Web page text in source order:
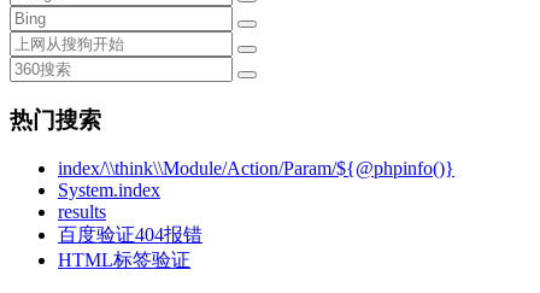
热门搜索
index/\\think\\Module/Action/Param/${@phpinfo()}
System.index
results
百度验证404报错
HTML标签验证